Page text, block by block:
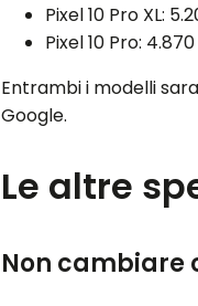
Pixel 10 Pro XL:
Pixel 10 Pro:
Entrambi i modelli
Google.
Le altre
Non cambiare